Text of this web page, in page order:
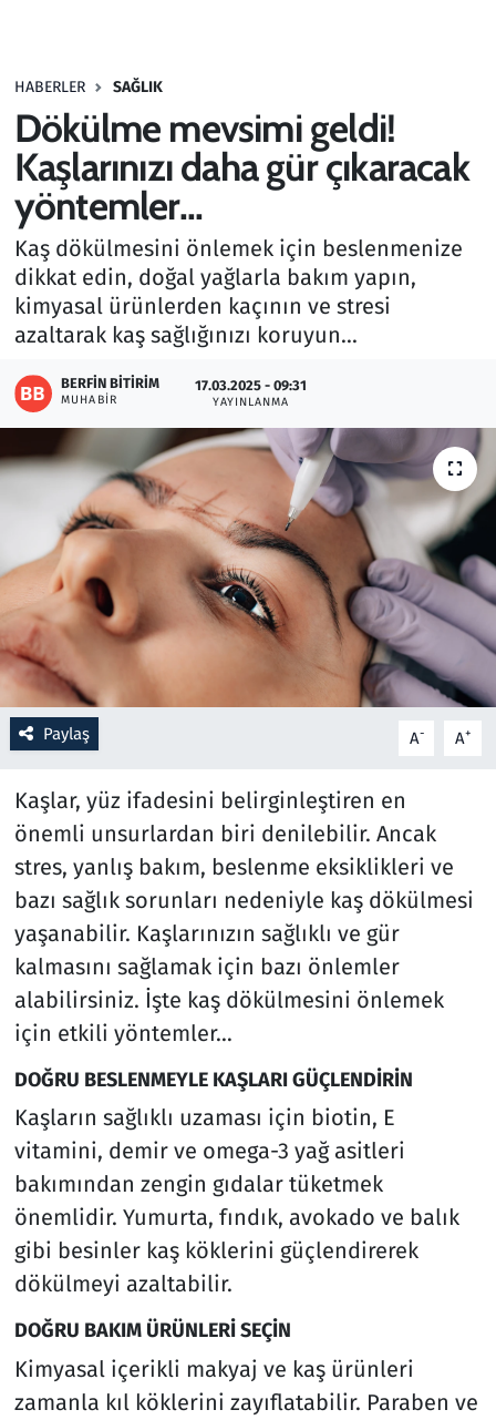
HABERLER SAĞLIK
Dökülme mevsimi geldi!
Kaşlarınızı daha gür çıkaracak
yöntemler...
Kaş dökülmesini önlemek için beslenmenize
dikkat edin, doğal yağlarla bakım yapın,
kimyasal ürünlerden kaçının ve stresi
azaltarak kaş sağlığınızı koruyun...
BERFIN BITIRIM
MUHABIR
17.03.2025 - 09:31
YAYINLANMA
Paylaş A- A+
Kaşlar, yüz ifadesini belirginleştiren en
önemli unsurlardan biri denilebilir. Ancak
stres, yanlış bakım, beslenme eksiklikleri ve
bazı sağlık sorunları nedeniyle kaş dökülmesi
yaşanabilir. Kaşlarınızın sağlıklı ve gür
kalmasını sağlamak için bazı önlemler
alabilirsiniz. İşte kaş dökülmesini önlemek
için etkili yöntemler…
DOĞRU BESLENMEYLE KAŞLARI GÜÇLENDİRİN
Kaşların sağlıklı uzaması için biotin, E
vitamini, demir ve omega-3 yağ asitleri
bakımından zengin gıdalar tüketmek
önemlidir. Yumurta, fındık, avokado ve balık
gibi besinler kaş köklerini güçlendirerek
dökülmeyi azaltabilir.
DOĞRU BAKIM ÜRÜNLERİ SEÇİN
Kimyasal içerikli makyaj ve kaş ürünleri
zamanla kıl köklerini zayıflatabilir. Paraben ve
Haber
Kültür Sanat
Kurumsal Haberler
Lezzet Durağı
Memur ve Kamu
Otomobil
Oyun
Ramazan
Resmi İlanlar
Rüya Tabirleri
Sağlık
Savunma Sanayi
Spor
Teknoloji ve Bilim
Televizyon